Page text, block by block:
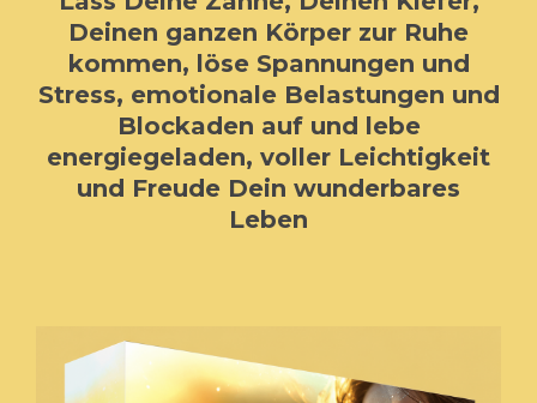
Deinen ganzen Körper zur Ruhe
kommen, löse Spannungen und
Stress, emotionale Belastungen und
Blockaden auf und lebe
energiegeladen, voller Leichtigkeit
und Freude Dein wunderbares
Leben